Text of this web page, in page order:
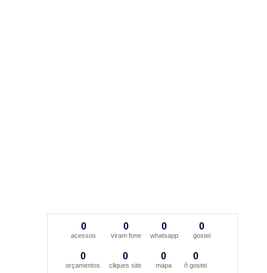
0
acessos
0
viram fone
0
whatsapp
0
gostei
0
orçamentos
0
cliques site
0
mapa
0
ñ gostei